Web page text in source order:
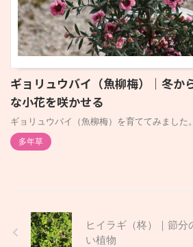
ギョリュウバイ（魚柳梅）｜冬か
な小花を咲かせる
ギョリュウバイ（魚柳梅）を育ててみました。
多年草
ヒイラギ（柊）｜節
い植物